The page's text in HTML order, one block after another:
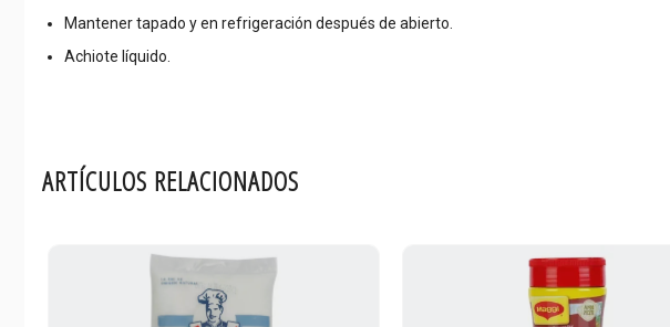
Mantener tapado y en refrigeración después de abierto.
Achiote líquido.
ARTÍCULOS RELACIONADOS